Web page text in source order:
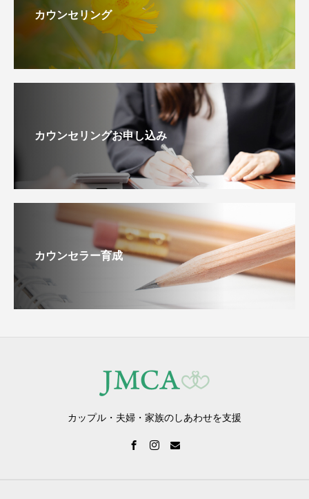
カウンセリング
カウンセリングお申し込み
カウンセラー育成
カップル・夫婦・家族のしあわせを支援